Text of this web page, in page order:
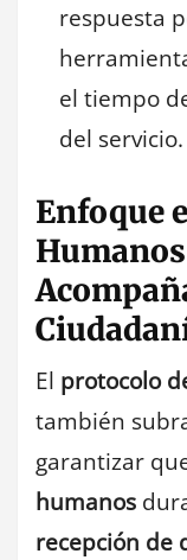
respuesta
el tiempo
del servicio.
Enfoque
El protocolo
también
garantizar
humanos
recepción de